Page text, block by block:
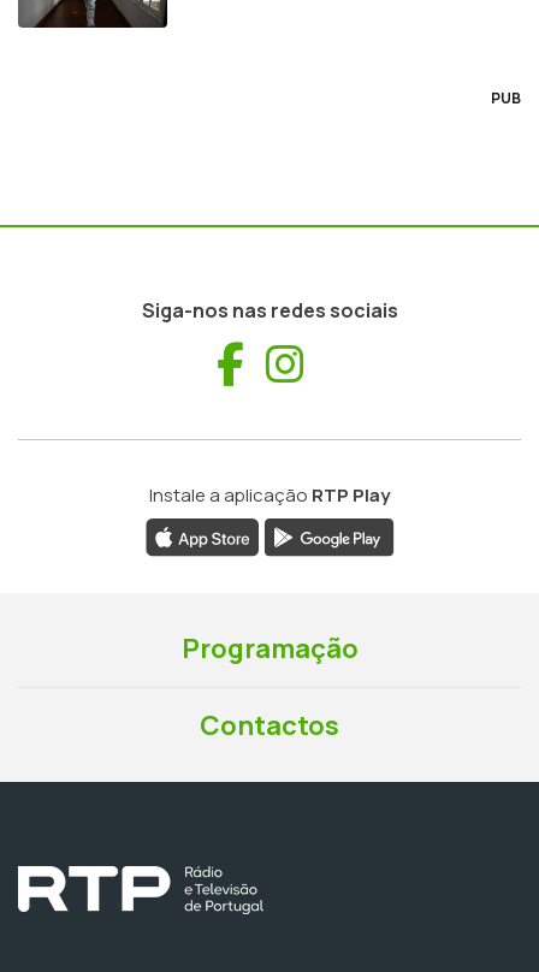
PUB
Siga-nos nas redes sociais
Facebook
Instale a aplicação RTP Play
Programação
Contactos